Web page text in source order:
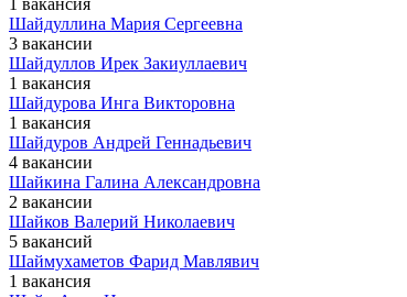
1 вакансия
Шайдуллина Мария Сергеевна
3 вакансии
Шайдуллов Ирек Закиуллаевич
1 вакансия
Шайдурова Инга Викторовна
1 вакансия
Шайдуров Андрей Геннадьевич
4 вакансии
Шайкина Галина Александровна
2 вакансии
Шайков Валерий Николаевич
5 вакансий
Шаймухаметов Фарид Мавлявич
1 вакансия